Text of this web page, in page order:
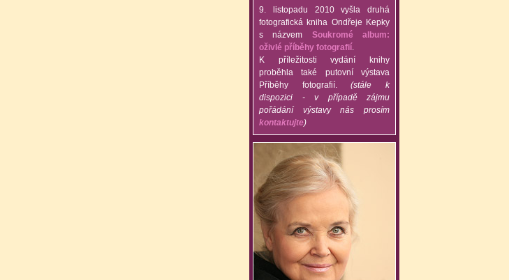
9. listopadu 2010 vyšla druhá
fotografická kniha Ondřeje Kepky
s názvem Soukromé album:
oživlé příběhy fotografií.
K příležitosti vydání knihy
proběhla také putovní výstava
Příběhy fotografií.(stále k
dispozici - v případě zájmu
pořádání výstavy nás prosím
kontaktujte)